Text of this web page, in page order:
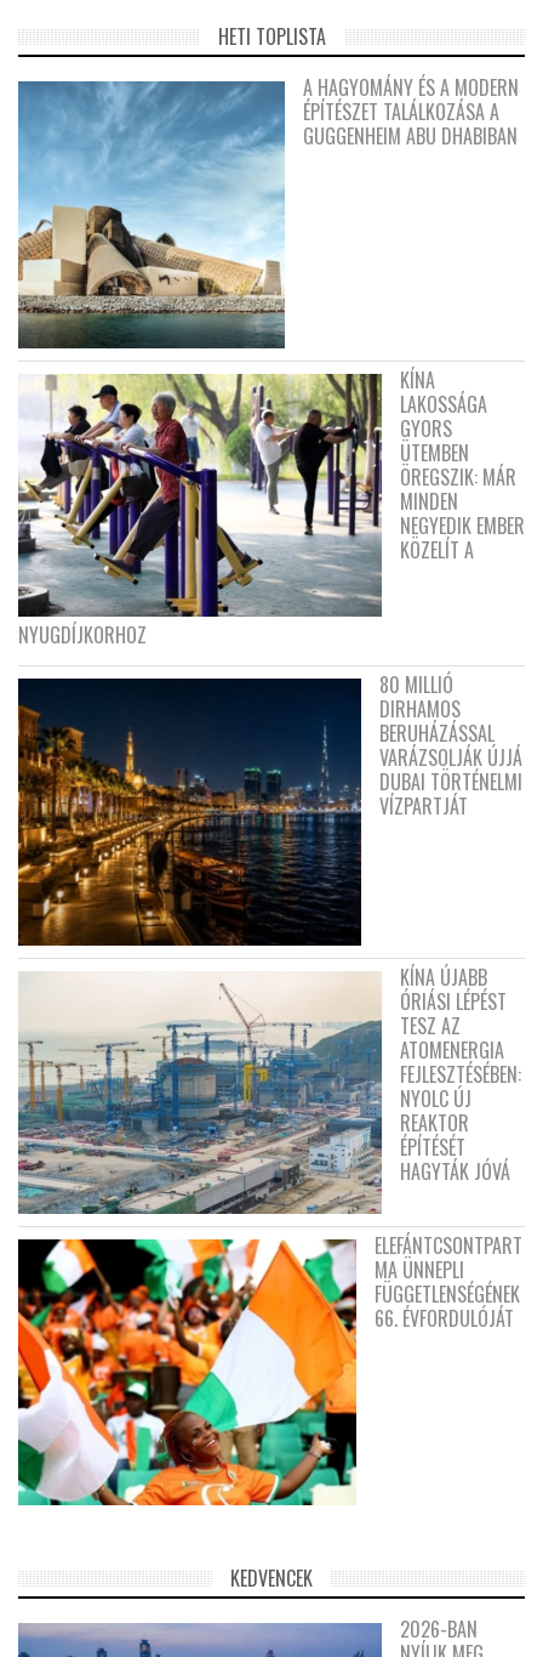
HETI TOPLISTA
A HAGYOMÁNY ÉS A MODERN
ÉPÍTÉSZET TALÁLKOZÁSA A
GUGGENHEIM ABU DHABIBAN
KÍNA
LAKOSSÁGA
GYORS
ÜTEMBEN
ÖREGSZIK: MÁR
MINDEN
NEGYEDIK EMBER
KÖZELÍT A
NYUGDÍJKORHOZ
80 MILLIÓ
DIRHAMOS
BERUHÁZÁSSAL
VARÁZSOLJÁK ÚJJÁ
DUBAI TÖRTÉNELMI
VÍZPARTJÁT
KÍNA ÚJABB
ÓRIÁSI LÉPÉST
TESZ AZ
ATOMENERGIA
FEJLESZTÉSÉBEN:
NYOLC ÚJ
REAKTOR
ÉPÍTÉSÉT
HAGYTÁK JÓVÁ
ELEFÁNTCSONTPART
MA ÜNNEPLI
FÜGGETLENSÉGÉNEK
66. ÉVFORDULÓJÁT
KEDVENCEK
2026-BAN